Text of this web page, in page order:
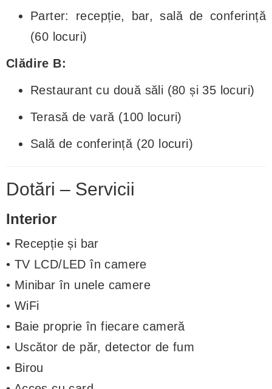
Parter: recepție, bar, sală de conferință
(60 locuri)
Clădire B:
Restaurant cu două săli (80 și 35 locuri)
Terasă de vară (100 locuri)
Sală de conferință (20 locuri)
Dotări – Servicii
Interior
• Recepție și bar
• TV LCD/LED în camere
• Minibar în unele camere
• WiFi
• Baie proprie în fiecare cameră
• Uscător de păr, detector de fum
• Birou